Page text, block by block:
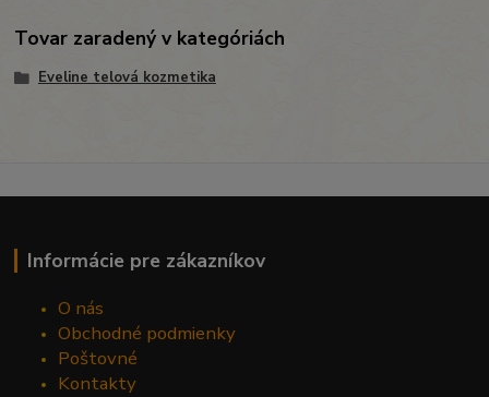
Tovar zaradený v kategóriách
Eveline telová kozmetika
Informácie pre zákazníkov
O nás
Obchodné podmienky
Poštovné
Kontakty